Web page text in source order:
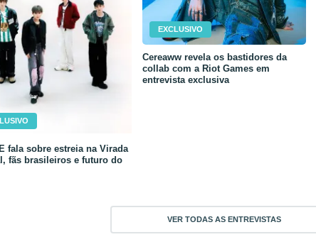
fala sobre estreia na Virada
fãs brasileiros e futuro do
EXCLUSIVO
Cereaww revela os bastidores da
collab com a Riot Games em
entrevista exclusiva
VER TODAS AS ENTREVISTAS